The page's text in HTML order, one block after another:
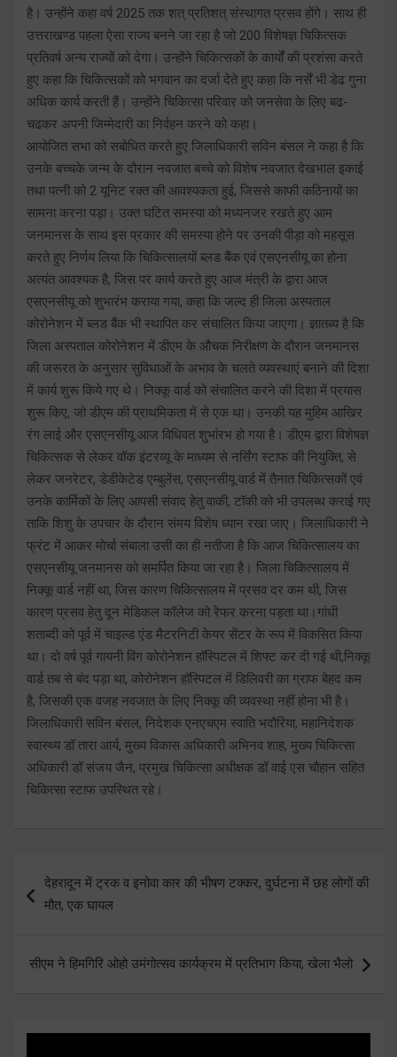
है। उन्होंने कहा वर्ष 2025 तक शत् प्रतिशत् संस्थागत प्रसव होंगे। साथ ही
उत्तराखण्ड पहला ऐसा राज्य बनने जा रहा है जो 200 विशेषज्ञ चिकित्सक
प्रतिवर्ष अन्य राज्यों को देगा। उन्होंने चिकित्सकों के कार्यों की प्रशंसा करते
हुए कहा कि चिकित्सकों को भगवान का दर्जा देते हुए कहा कि नर्सें भी डेढ गुना
अधिक कार्य करती हैं। उन्होंने चिकित्सा परिवार को जनसेवा के लिए बढ-
चढकर अपनी जिम्मेदारी का निर्वहन करने को कहा।
आयोजित सभा को सबोधित करते हुए जिलाधिकारी सविन बंसल ने कहा है कि
उनके बच्चके जन्म के दौरान नवजात बच्चे को विशेष नवजात देखभाल इकाई
तथा पत्नी को 2 यूनिट रक्त की आवश्यकता हुई, जिससे काफी कठिनायों का
सामना करना पड़ा। उक्त घटित समस्या को मध्यनजर रखते हुए आम
जनमानस के साथ इस प्रकार की समस्या होने पर उनकी पीड़ा को महसूस
करते हुए निर्णय लिया कि चिकित्सालयों ब्लड बैंक एवं एसएनसीयू का होना
अत्यंत आवश्यक है, जिस पर कार्य करते हुए आज मंत्री के द्वारा आज
एसएनसीयू को शुभारंभ कराया गया, कहा कि जल्द ही जिला अस्पताल
कोरोनेशन में ब्लड बैंक भी स्थापित कर संचालित किया जाएगा। ज्ञातब्य है कि
जिला अस्पताल कोरोनेशन में डीएम के औचक निरीक्षण के दौरान जनमानस
की जरूरत के अनुसार सुविधाओं के अभाव के चलते व्यवस्थाएं बनाने की दिशा
में कार्य शुरू किये गए थे। निक्कू वार्ड को संचालित करने की दिशा में प्रयास
शुरू किए, जो डीएम की प्राथमिकता में से एक था। उनकी यह मुहिम आखिर
रंग लाई और एसएनसीयू आज विधिवत शुभांरभ हो गया है। डीएम द्वारा विशेषज्ञ
चिकित्सक से लेकर वॉक इंटरव्यू के माध्यम से नर्सिंग स्टाफ की नियुक्ति, से
लेकर जनरेटर, डेडीकेटेड एम्बुलेंस, एसएनसीयू वार्ड में तैनात चिकित्सकों एवं
उनके कार्मिकों के लिए आपसी संवाद हेतु वाकी, टॉकी को भी उपलब्ध कराई गए
ताकि शिशु के उपचार के दौरान संमय विशेष ध्यान रखा जाए। जिलाधिकारी ने
फ्रंट में आकर मोर्चा संबाला उसी का ही नतीजा है कि आज चिकित्सालय का
एसएनसीयू जनमानस को समर्पित किया जा रहा है। जिला चिकित्सालय में
निक्कू वार्ड नहीं था, जिस कारण चिकित्सालय में प्रसव दर कम थी, जिस
कारण प्रसव हेतु दून मेडिकल कॉलेज को रेफर करना पड़ता था।गांधी
शताब्दी को पूर्व में चाइल्ड एंड मैटरनिटी केयर सेंटर के रूप में विकसित किया
था। दो वर्ष पूर्व गायनी विंग कोरोनेशन हॉस्पिटल में शिफ्ट कर दी गई थी,निक्कू
वार्ड तब से बंद पड़ा था, कोरोनेशन हॉस्पिटल में डिलिवरी का ग्राफ बेहद कम
है, जिसकी एक वजह नवजात के लिए निक्कू की व्यवस्था नहीं होना भी है।
जिलाधिकारी सविन बंसल, निदेशक एनएचएम स्वाति भदौरिया, महानिदेशक
स्वास्थ्य डॉ तारा आर्य, मुख्य विकास अधिकारी अभिनव शाह, मुख्य चिकित्सा
अधिकारी डॉ संजय जैन, प्रमुख चिकित्सा अधीक्षक डॉ वाई एस चौहान सहित
चिकित्सा स्टाफ उपस्थित रहे।
navigation
देहरादून में ट्रक व इनोवा कार की भीषण टक्कर, दुर्घटना में छह लोगों की
मौत, एक घायल
सीएम ने हिमगिरि ओहो उमंगोत्सव कार्यक्रम में प्रतिभाग किया, खेला भैलो